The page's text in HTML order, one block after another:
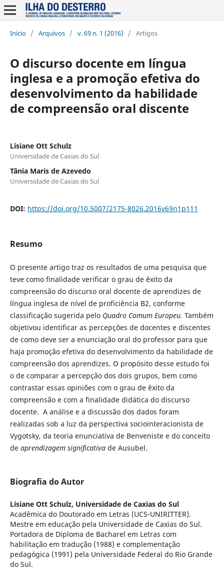
Início / Arquivos / v. 69 n. 1 (2016) / Artigos
O discurso docente em língua
inglesa e a promoção efetiva do
desenvolvimento da habilidade
de compreensão oral discente
Lisiane Ott Schulz
Universidade de Caxias do Sul
Tânia Maris de Azevedo
Universidade de Caxias do Sul
DOI: https://doi.org/10.5007/2175-8026.2016v69n1p111
Resumo
O presente artigo traz os resultados de uma pesquisa que
teve como finalidade verificar o grau de êxito da
compreensão do discurso oral docente de aprendizes de
língua inglesa de nível de proficiência B2, conforme
classificação sugerida pelo Quadro Comum Europeu. Também
objetivou identificar as percepções de docentes e discentes
de como deve ser a enunciação oral do professor para que
haja promoção efetiva do desenvolvimento da habilidade de
compreensão dos aprendizes. O propósito desse estudo foi
o de comparar a percepção dos dois grupos, bem como
contrastar essas opiniões com o grau de êxito da
compreensão e com a finalidade didática do discurso
docente. A análise e a discussão dos dados foram
realizadas sob a luz da perspectiva sociointeracionista de
Vygotsky, da teoria enunciativa de Benveniste e do conceito
de aprendizagem significativade Ausubel.
Biografia do Autor
Lisiane Ott Schulz, Universidade de Caxias do Sul
Acadêmica do Doutorado em Letras (UCS-UNIRITTER).
Mestre em educação pela Universidade de Caxias do Sul.
Portadora de Diploma de Bacharel em Letras com
habilitação em tradução (1988) e complementação
pedagógica (1991) pela Universidade Federal do Rio Grande
do Sul.